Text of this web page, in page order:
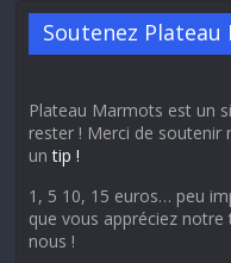
Soutenez Plateau
Plateau Marmots est un
rester ! Merci de soutenir
untip !
1, 5 10, 15 euros… peu
que vous appréciez
nous !